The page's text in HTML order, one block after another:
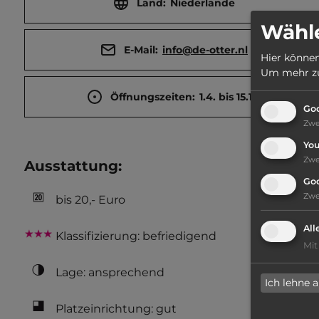
E-Mail: info@de-otter.nl
Öffnungszeiten: 1.4. bis 15.10.
Ausstattung:
bis 20,- Euro
Klassifizierung: befriedigend
Lage: ansprechend
Platzeinrichtung: gut
Hier
Um mehr
Ich lehne